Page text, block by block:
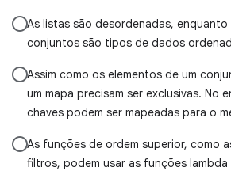
As listas são desordenadas, enquanto
conjuntos são tipos de dados
Assim como os elementos de um
um mapa precisam ser exclusivas. No
chaves podem ser mapeadas para o
As funções de ordem superior, como
filtros, podem usar as funções